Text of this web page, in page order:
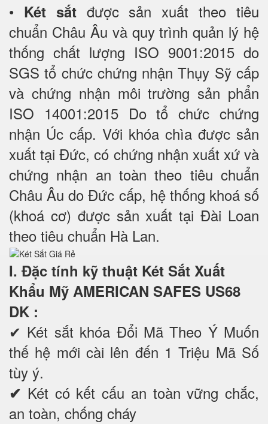
• Két sắtđược sản xuất theo tiêu
chuẩn Châu Âu và quy trình quản lý hệ
thống chất lượng ISO 9001:2015 do
SGS tổ chức chứng nhận Thụy Sỹ cấp
và chứng nhận môi trường sản phẩn
ISO 14001:2015 Do tổ chức chứng
nhận Úc cấp. Với khóa chìa được sản
xuất tại Đức, có chứng nhận xuất xứ và
chứng nhận an toàn theo tiêu chuẩn
Châu Âu do Đức cấp, hệ thống khoá số
(khoá cơ) được sản xuất tại Đài Loan
theo tiêu chuẩn Hà Lan.
I. Đặc tính kỹ thuật Két Sắt Xuất
Khẩu Mỹ AMERICAN SAFES US68
DK :
✔ Két sắt khóa Đổi Mã Theo Ý Muốn
thế hệ mới cài lên đến 1 Triệu Mã Số
tùy ý.
✔ Két có kết cấu an toàn vững chắc,
an toàn, chống cháy